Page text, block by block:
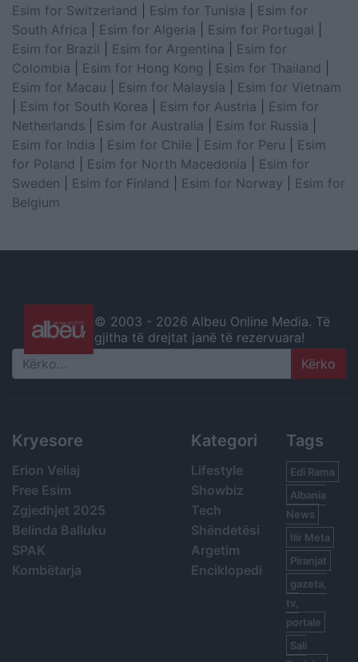
Esim for Switzerland
Esim for Tunisia
Esim for
South Africa
Esim for Algeria Esim for Portugal
Esim for Brazil
Esim for Argentina
Esim for
Colombia
Esim for Hong Kong Esim for Thailand
Esim for Macau
Esim for Malaysia
Esim for Vietnam
Esim for South Korea Esim for Austria
Esim for
Netherlands
Esim for Australia Esim for Russia
Esim for India
Esim for Chile Esim for Peru
Esim
for Poland
Esim for North Macedonia
Esim for
Sweden
Esim for Finland Esim for Norway
Esim for
Belgium
© 2003 - 2026 Albeu Online Media. Të
gjitha të drejtat janë të rezervuara!
Search
Kryesore
Erion Veliaj
Free Esim
Zgjedhjet 2025
Belinda Balluku
SPAK
Kombëtarja
Kategori
Lifestyle
Showbiz
Tech
Shëndetësi
Argetim
Enciklopedi
Tags
Edi Rama
Albania
News
Ilir Meta
Piranjat
gazeta,
tv,
portale
Sali